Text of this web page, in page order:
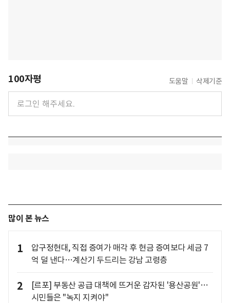
100자평 도움말 삭제기준
많이 본 뉴스
1
압구정현대, 직접 증여가 매각 후 현금 증여보다 세금 7
억 덜 낸다…계산기 두드리는 강남 고령층
2
[르포] 부동산 공급 대책에 뜨거운 감자된 '용산공원'…
시민들은 "녹지 지켜야"